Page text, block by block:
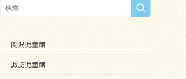
ブ
関沢児童館
諏訪児童館